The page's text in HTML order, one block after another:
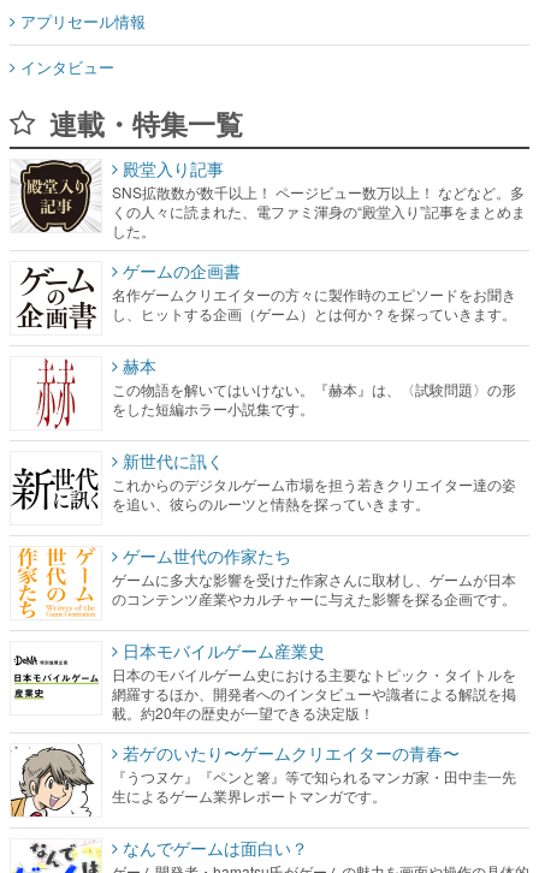
アプリセール情報
インタビュー
連載・特集一覧
殿堂入り記事
SNS拡散数が数千以上！ ページビュー数万以上！ などなど。多
くの人々に読まれた、電ファミ渾身の“殿堂入り”記事をまとめま
した。
ゲームの企画書
名作ゲームクリエイターの方々に製作時のエピソードをお聞き
し、ヒットする企画（ゲーム）とは何か？を探っていきます。
赫本
この物語を解いてはいけない。『赫本』は、〈試験問題〉の形
をした短編ホラー小説集です。
新世代に訊く
これからのデジタルゲーム市場を担う若きクリエイター達の姿
を追い、彼らのルーツと情熱を探っていきます。
ゲーム世代の作家たち
ゲームに多大な影響を受けた作家さんに取材し、ゲームが日本
のコンテンツ産業やカルチャーに与えた影響を探る企画です。
日本モバイルゲーム産業史
日本のモバイルゲーム史における主要なトピック・タイトルを
網羅するほか、開発者へのインタビューや識者による解説を掲
載。約20年の歴史が一望できる決定版！
若ゲのいたり〜ゲームクリエイターの青春〜
『うつヌケ』『ペンと箸』等で知られるマンガ家・田中圭一先
生によるゲーム業界レポートマンガです。
なんでゲームは面白い？